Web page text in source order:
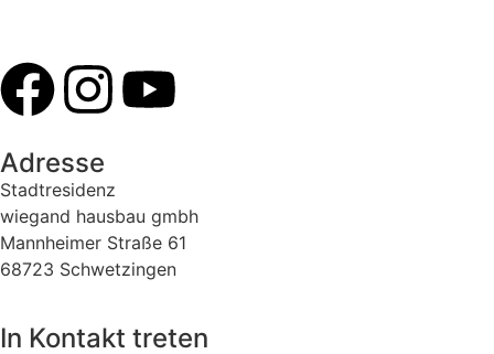
Adresse
Stadtresidenz
wiegand hausbau gmbh
Mannheimer Straße 61
68723 Schwetzingen
In Kontakt treten